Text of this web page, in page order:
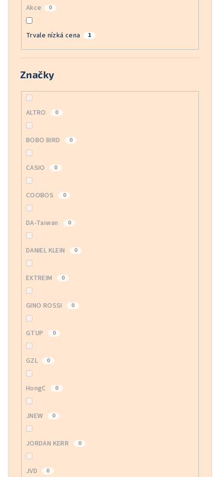
Akce 0
Trvale nízká cena 1
Značky
ALTRO 0
BOBO BIRD 0
CASIO 0
COOBOS 0
DA-Taiwan 0
DANIEL KLEIN 0
EXTREIM 0
GINO ROSSI 0
GTUP 0
GZL 0
HongC 0
JNEW 0
JORDAN KERR 0
JVD 0